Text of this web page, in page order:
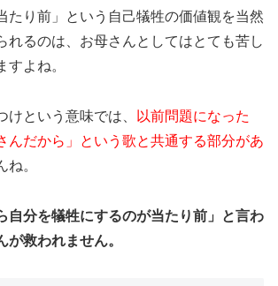
たり前」という自己犠牲の価値観を当然
れるのは、お母さんとしてはとても苦し
すよね。
けという意味では、
以前問題になった
んだから」という歌と共通する部分があ
ね。
自分を犠牲にするのが当たり前」と言わ
が救われません。